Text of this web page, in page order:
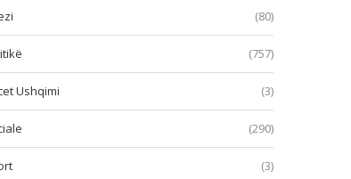
(80)
(757)
Ushqimi (3)
(290)
(3)